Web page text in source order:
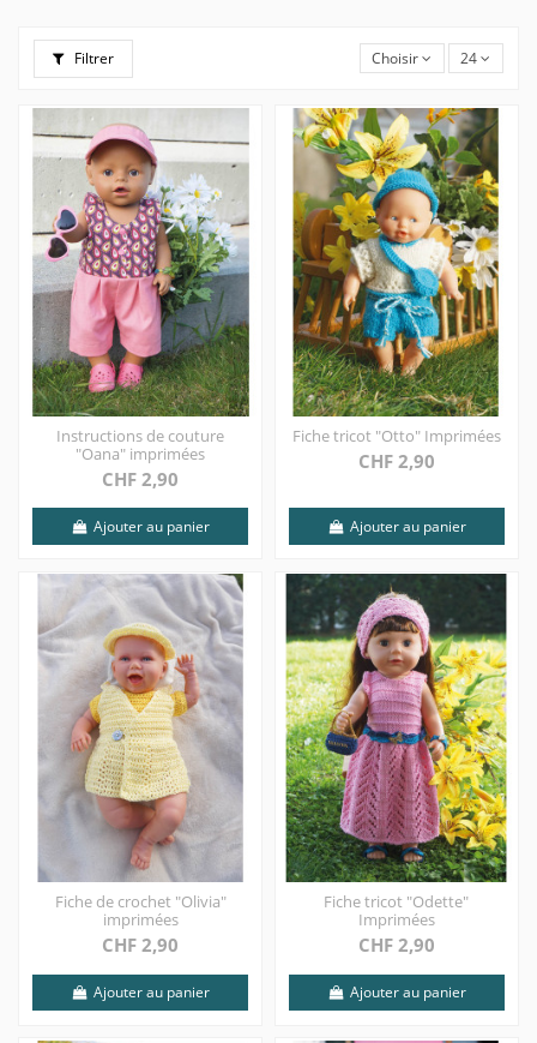
Filtrer Choisir 24
Instructions de couture
"Oana" imprimées
CHF 2,90
Ajouter au panier
Fiche tricot "Otto" Imprimées
CHF 2,90
Ajouter au panier
Fiche de crochet "Olivia"
imprimées
CHF 2,90
Ajouter au panier
Fiche tricot "Odette"
Imprimées
CHF 2,90
Ajouter au panier